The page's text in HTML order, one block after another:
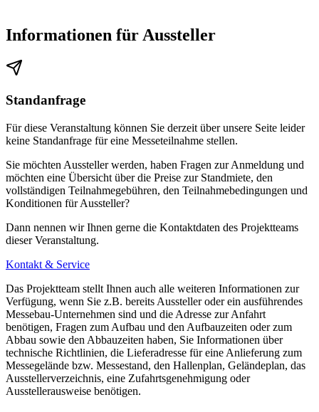
Informationen für Aussteller
Standanfrage
Für diese Veranstaltung können Sie derzeit über unsere Seite leider
keine Standanfrage für eine Messeteilnahme stellen.
Sie möchten Aussteller werden, haben Fragen zur Anmeldung und
möchten eine Übersicht über die Preise zur Standmiete, den
vollständigen Teilnahmegebühren, den Teilnahmebedingungen und
Konditionen für Aussteller?
Dann nennen wir Ihnen gerne die Kontaktdaten des Projektteams
dieser Veranstaltung.
Kontakt & Service
Das Projektteam stellt Ihnen auch alle weiteren Informationen zur
Verfügung, wenn Sie z.B. bereits Aussteller oder ein ausführendes
Messebau-Unternehmen sind und die Adresse zur Anfahrt
benötigen, Fragen zum Aufbau und den Aufbauzeiten oder zum
Abbau sowie den Abbauzeiten haben, Sie Informationen über
technische Richtlinien, die Lieferadresse für eine Anlieferung zum
Messegelände bzw. Messestand, den Hallenplan, Geländeplan, das
Ausstellerverzeichnis, eine Zufahrtsgenehmigung oder
Ausstellerausweise benötigen.